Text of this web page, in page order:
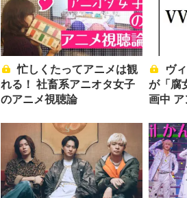
忙しくたってアニメは観
れる！ 社畜系アニオタ女子
のアニメ視聴論
が「腐
画中